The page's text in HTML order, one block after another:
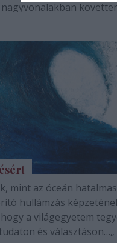
mint az óceán hatalmas
hullámzás
a világegyetem
és választáson…„